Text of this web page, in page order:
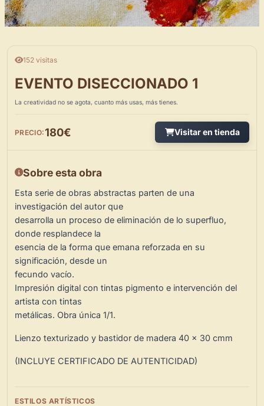
152 visitas
EVENTO DISECCIONADO 1
La creatividad no se agota, cuanto más usas, más tienes.
PRECIO:180€ Visitar en tienda
Sobre esta obra
Esta serie de obras abstractas parten de una
investigación del autor que
desarrolla un proceso de eliminación de lo superfluo,
donde resplandece la
esencia de la forma que emana reforzada en su
significación, desde un
fecundo vacío.
Impresión digital con tintas pigmento e intervención del
artista con tintas
metálicas. Obra única 1/1.
Lienzo texturizado y bastidor de madera 40 x 30 cmm
(INCLUYE CERTIFICADO DE AUTENTICIDAD)
ESTILOS ARTÍSTICOS